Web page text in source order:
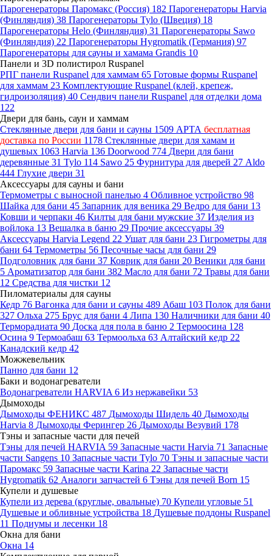
Парогенераторы Паромакс (Россия) 182 Парогенераторы Harvia
(Финляндия) 38 Парогенераторы Tylo (Швеция) 18
Парогенераторы Helo (Финляндия) 31 Парогенераторы Sawo
(Финляндия) 22 Парогенераторы Hygromatik (Германия) 97
Парогенераторы для сауны и хамама Grandis 10
Панели и 3D полистирол Ruspanel
РПГ панели Ruspanel для хаммам 65 Готовые формы Ruspanel
для хаммам 23 Комплектующие Ruspanel (клей, крепеж,
гидроизоляция) 40 Сендвич панели Ruspanel для отделки дома
122
Двери для бань, саун и хаммам
Стеклянные двери для бани и сауны 1509 АРТА бесплатная
доставка по России 1178 Стеклянные двери для хамам и
душевых 1063 Harvia 136 Doorwood 774 Двери для бани
деревянные 31 Tylo 114 Sawo 25 Фурнитура для дверей 27 Aldo
444 Глухие двери 31
Аксессуары для сауны и бани
Термометры с выносной панелью 4 Обливное устройство 98
Шайка для бани 45 Запарник для веника 29 Ведро для бани 13
Ковши и черпаки 46 Килты для бани мужские 37 Изделия из
войлока 13 Вешалка в баню 29 Прочие аксессуары 39
Аксессуары Harvia Legend 22 Ушат для бани 23 Гигрометры для
бани 64 Термометры 56 Песочные часы для бани 29
Подголовник для бани 37 Коврик для бани 20 Веники для бани
5 Ароматизатор для бани 382 Масло для бани 72 Травы для бани
12 Средства для чистки 12
Пиломатериалы для сауны
Кедр 76 Вагонка для бани и сауны 489 Абаш 103 Полок для бани
327 Ольха 275 Брус для бани 4 Липа 130 Наличники для бани 40
Терморадиата 90 Доска для пола в баню 2 Термоосина 128
Осина 9 Термоабаш 63 Термоольха 63 Алтайский кедр 22
Канадский кедр 42
Можжевельник
Панно для бани 12
Баки и водонагреватели
Водонагреватели HARVIA 6 Из нержавейки 53
Дымоходы
Дымоходы ФЕНИКС 487 Дымоходы Шидель 40 Дымоходы
Harvia 8 Дымоходы Ферингер 26 Дымоходы Везувий 178
Тэны и запасные части для печей
Тэны для печей HARVIA 59 Запасные части Harvia 71 Запасные
части Sangens 10 Запасные части Tylo 70 Тэны и запасные части
Паромакс 59 Запасные части Karina 22 Запасные части
Hygromatik 62 Аналоги запчастей 6 Тэны для печей Born 15
Купели и душевые
Купели из дерева (круглые, овальные) 70 Купели угловые 51
Душевые и обливные устройства 18 Душевые поддоны Ruspanel
11 Подиумы и лесенки 18
Окна для бани
Окна 14